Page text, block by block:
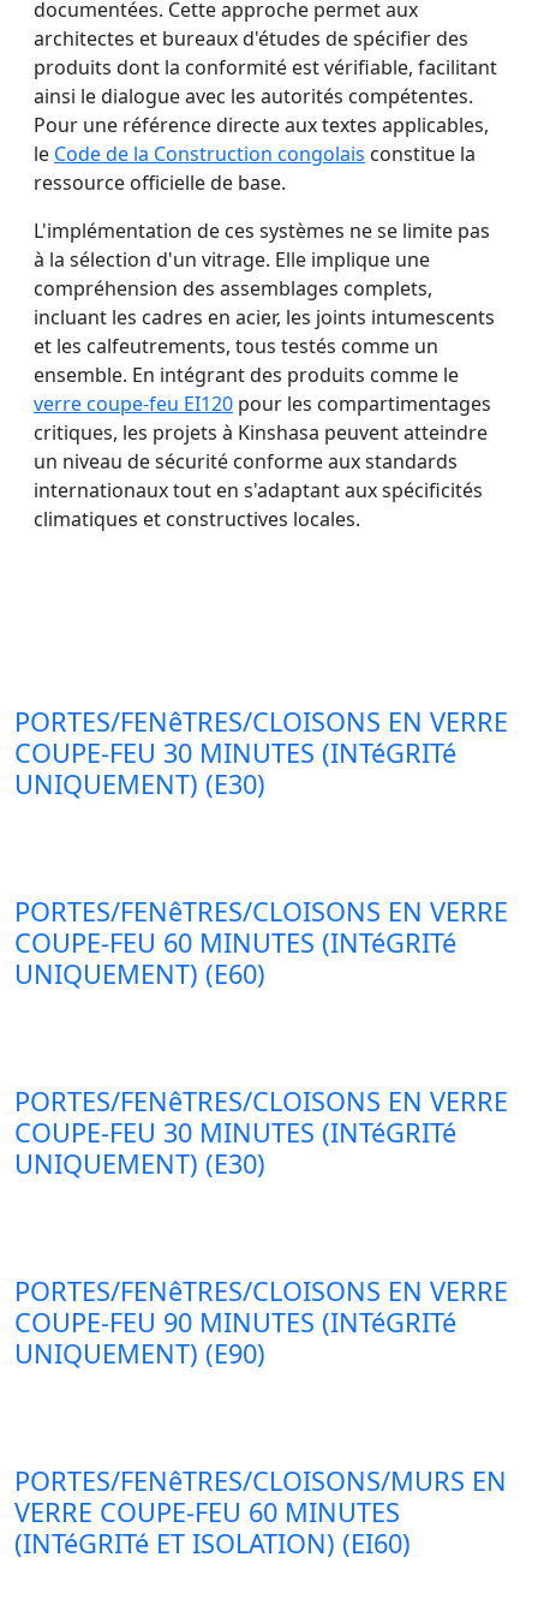
documentées. Cette approche permet aux
architectes et bureaux d'études de spécifier des
produits dont la conformité est vérifiable, facilitant
ainsi le dialogue avec les autorités compétentes.
Pour une référence directe aux textes applicables,
le Code de la Construction congolais constitue la
ressource officielle de base.
L'implémentation de ces systèmes ne se limite pas
à la sélection d'un vitrage. Elle implique une
compréhension des assemblages complets,
incluant les cadres en acier, les joints intumescents
et les calfeutrements, tous testés comme un
ensemble. En intégrant des produits comme le
verre coupe-feu EI120 pour les compartimentages
critiques, les projets à Kinshasa peuvent atteindre
un niveau de sécurité conforme aux standards
internationaux tout en s'adaptant aux spécificités
climatiques et constructives locales.
PORTES/FENêTRES/CLOISONS EN VERRE
COUPE-FEU 30 MINUTES (INTéGRITé
UNIQUEMENT) (E30)
PORTES/FENêTRES/CLOISONS EN VERRE
COUPE-FEU 60 MINUTES (INTéGRITé
UNIQUEMENT) (E60)
PORTES/FENêTRES/CLOISONS EN VERRE
COUPE-FEU 30 MINUTES (INTéGRITé
UNIQUEMENT) (E30)
PORTES/FENêTRES/CLOISONS EN VERRE
COUPE-FEU 90 MINUTES (INTéGRITé
UNIQUEMENT) (E90)
PORTES/FENêTRES/CLOISONS/MURS EN
VERRE COUPE-FEU 60 MINUTES
(INTéGRITé ET ISOLATION) (EI60)